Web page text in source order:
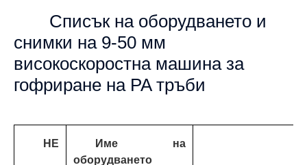
Списък на оборудването и
снимки на 9-50 мм
високоскоростна машина за
гофриране на PA тръби
НЕ
Име на
оборудването